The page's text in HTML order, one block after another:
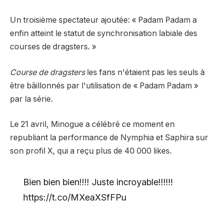
Un troisième spectateur ajoutée: « Padam Padam a
enfin atteint le statut de synchronisation labiale des
courses de dragsters. »
Course de dragstersles fans n'étaient pas les seuls à
être bâillonnés par l'utilisation de « Padam Padam »
par la série.
Le 21 avril, Minogue a célébré ce moment en
republiant la performance de Nymphia et Saphira sur
son profil X, qui a reçu plus de 40 000 likes.
Bien bien bien!!!! Juste incroyable!!!!!!
https://t.co/MXeaXSfFPu